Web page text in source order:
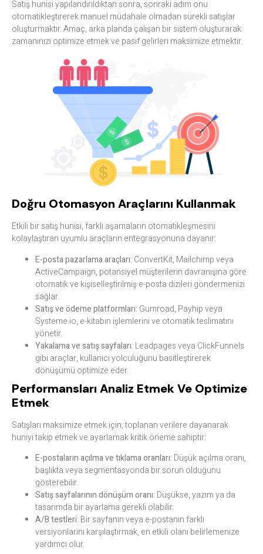
Satış hunisi yapılandırıldıktan sonra, sonraki adım onu
otomatikleştirerek manuel müdahale olmadan sürekli satışlar
oluşturmaktır. Amaç, arka planda çalışan bir sistem oluşturarak
zamanınızı optimize etmek ve pasif gelirleri maksimize etmektir.
Doğru Otomasyon Araçlarını Kullanmak
Etkili bir satış hunisi, farklı aşamaların otomatikleşmesini
kolaylaştıran uyumlu araçların entegrasyonuna dayanır:
E-posta pazarlama araçları: ConvertKit, Mailchimp veya
ActiveCampaign, potansiyel müşterilerin davranışına göre
otomatik ve kişiselleştirilmiş e-posta dizileri göndermenizi
sağlar.
Satış ve ödeme platformları: Gumroad, Payhip veya
Systeme.io, e-kitabın işlemlerini ve otomatik teslimatını
yönetir.
Yakalama ve satış sayfaları: Leadpages veya ClickFunnels
gibi araçlar, kullanıcı yolculuğunu basitleştirerek
dönüşümü optimize eder.
Performansları Analiz Etmek Ve Optimize
Etmek
Satışları maksimize etmek için, toplanan verilere dayanarak
huniyi takip etmek ve ayarlamak kritik öneme sahiptir:
E-postaların açılma ve tıklama oranları: Düşük açılma oranı,
başlıkta veya segmentasyonda bir sorun olduğunu
gösterebilir.
Satış sayfalarının dönüşüm oranı: Düşükse, yazım ya da
tasarımda bir ayarlama gerekli olabilir.
A/B testleri: Bir sayfanın veya e-postanın farklı
versiyonlarını karşılaştırmak, en etkili olanı belirlemenize
yardımcı olur.